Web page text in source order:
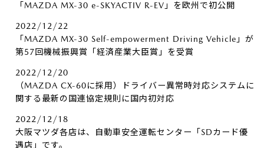
「MAZDA MX-30 e-SKYACTIV R-EV」を欧州で初公開
2022/12/22
「MAZDA MX-30 Self-empowerment Driving Vehicle」が
第57回機械振興賞「経済産業大臣賞」を受賞
2022/12/20
（MAZDA CX-60に採用）ドライバー異常時対応システムに
関する最新の国連協定規則に国内初対応
2022/12/18
大阪マツダ各店は、自動車安全運転センター「SDカード優
遇店」です。